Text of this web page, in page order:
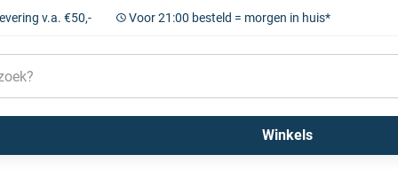
v.a. €50,- Voor 21:00 besteld = morgen in huis*
Winkels